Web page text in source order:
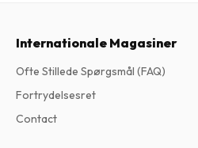
Internationale Magasiner
Ofte Stillede Spørgsmål (FAQ)
Fortrydelsesret
Contact